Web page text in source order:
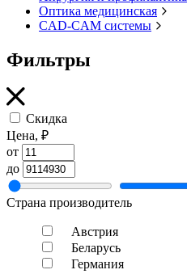
Оптика медицинская
CAD-CAM системы
Фильтры
Скидка
Цена, ₽
от
до
Страна производитель
Австрия
Беларусь
Германия